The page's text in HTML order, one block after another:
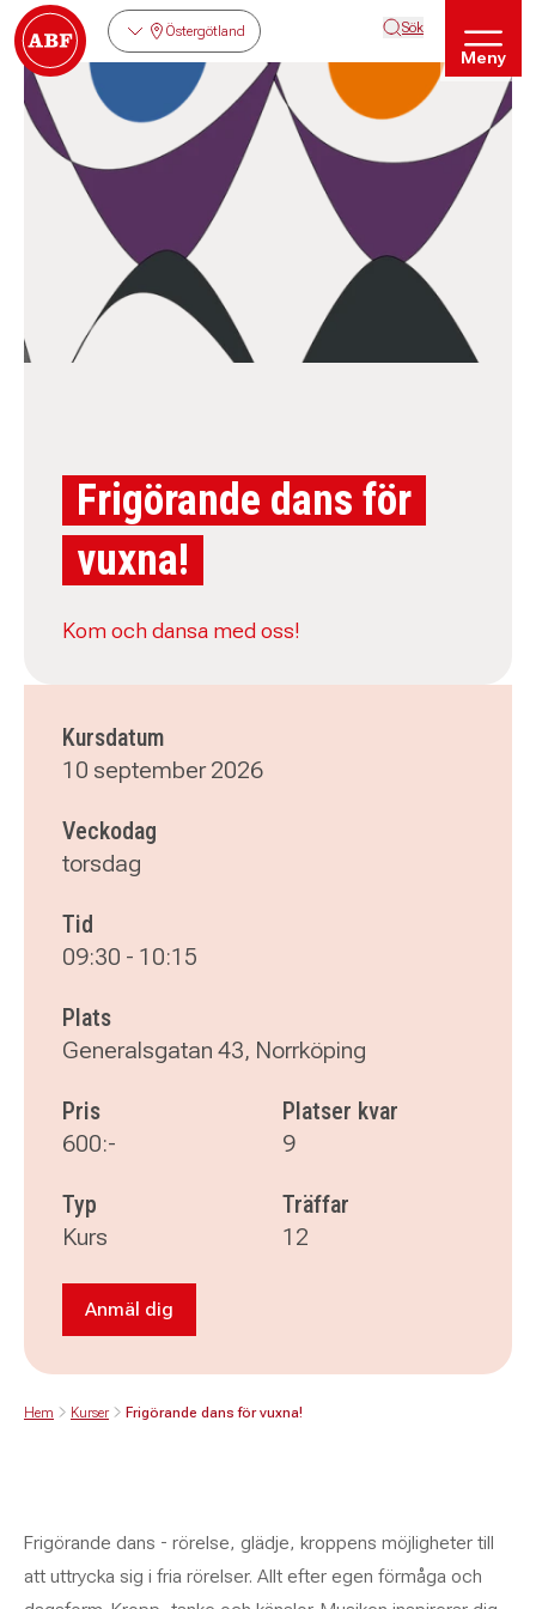
Östergötland Sök
Meny
Frigörande dans för
vuxna!
Kom och dansa med oss!
Kursdatum
10 september 2026
Veckodag
torsdag
Tid
09:30 - 10:15
Plats
Generalsgatan 43, Norrköping
Pris
600:-
Platser kvar
9
Typ
Kurs
Träffar
12
Anmäl dig till Frigörande dans för vuxna!
Anmäl dig
Hem Kurser Frigörande dans för vuxna!
Frigörande dans - rörelse, glädje, kroppens möjligheter till
att uttrycka sig i fria rörelser. Allt efter egen förmåga och